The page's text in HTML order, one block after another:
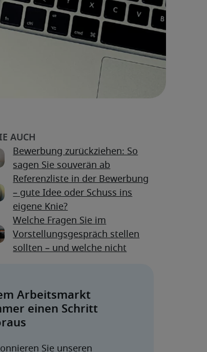
Bewerbung zurückziehen: So
sagen Sie souverän ab
Referenzliste in der Bewerbung
– gute Idee oder Schuss ins
eigene Knie?
Welche Fragen Sie im
Vorstellungsgespräch stellen
sollten – und welche nicht